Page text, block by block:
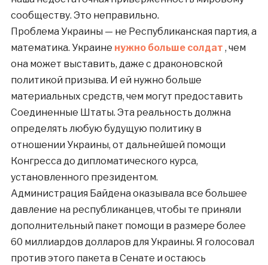
сообществу. Это неправильно.
Проблема Украины — не Республиканская партия, а
математика. Украине нужно больше солдат , чем
она может выставить, даже с драконовской
политикой призыва. И ей нужно больше
материальных средств, чем могут предоставить
Соединенные Штаты. Эта реальность должна
определять любую будущую политику в
отношении Украины, от дальнейшей помощи
Конгресса до дипломатического курса,
установленного президентом.
Администрация Байдена оказывала все большее
давление на республиканцев, чтобы те приняли
дополнительный пакет помощи в размере более
60 миллиардов долларов для Украины. Я голосовал
против этого пакета в Сенате и остаюсь